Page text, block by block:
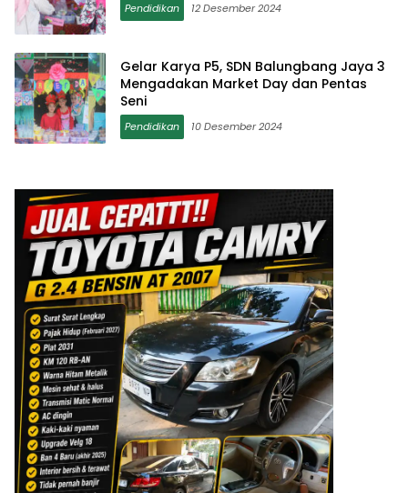
Pendidikan 12 Desember 2024
Gelar Karya P5, SDN Balungbang Jaya 3
Mengadakan Market Day dan Pentas
Seni
Pendidikan 10 Desember 2024